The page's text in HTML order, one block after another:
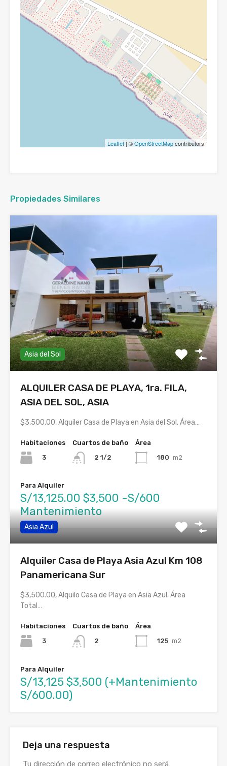
Leaflet | ©OpenStreetMapcontributors
Propiedades Similares
Asia del Sol
ALQUILER CASA DE PLAYA, 1ra. FILA,
ASIA DEL SOL, ASIA
$3,500.00, Alquiler Casa de Playa en Asia del Sol. Área…
Habitaciones
3
Cuartos de baño
2 1/2
Área
180 m2
Para Alquiler
S/13,125.00 $3,500 -S/600
Mantenimiento
Asia Azul
Alquiler Casa de Playa Asia Azul Km 108
Panamericana Sur
$3,500.00, Alquilo Casa de Playa en Asia Azul. Área
Total…
Habitaciones
3
Cuartos de baño
2
Área
125 m2
Para Alquiler
S/13,125 $3,500 (+Mantenimiento
S/600.00)
Deja una respuesta
Tu dirección de correo electrónico no será